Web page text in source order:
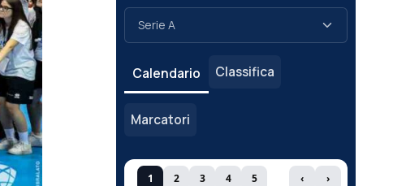
Calendario Classifica
Marcatori
1 2 3 4 5 ‹ ›